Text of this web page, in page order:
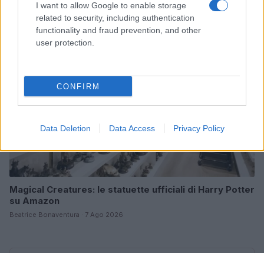
I want to allow Google to enable storage
related to security, including authentication
functionality and fraud prevention, and other
user protection.
CONFIRM
Data Deletion Data Access Privacy Policy
Magical Creatures: le statuette ufficiali di Harry Potter
su Amazon
Beatrice Bonaventura · 7 Ago 2026